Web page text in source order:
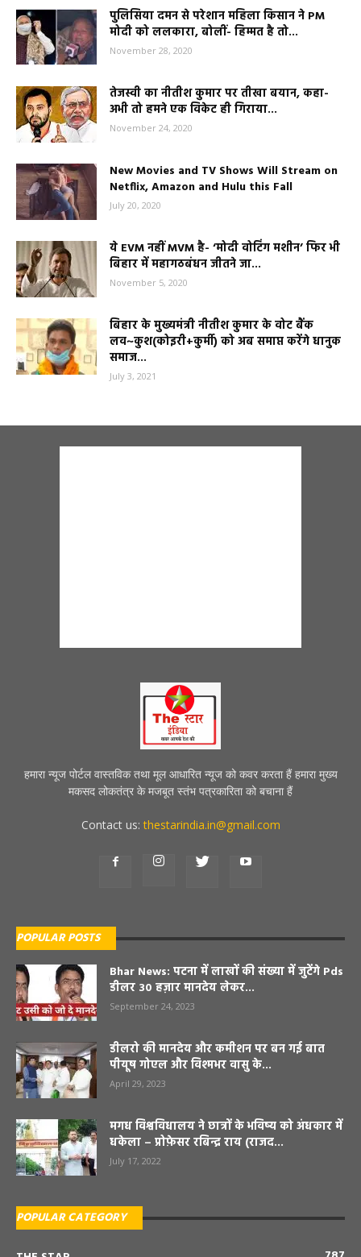
पुलिसिया दमन से परेशान महिला किसान ने PM
मोदी को ललकारा, बोलीं- हिम्मत है तो...
November 28, 2020
तेजस्वी का नीतीश कुमार पर तीखा बयान, कहा-
अभी तो हमने एक विकेट ही गिराया...
November 24, 2020
New Movies and TV Shows Will Stream on
Netflix, Amazon and Hulu this Fall
July 20, 2020
ये EVM नहीं MVM है- ‘मोदी वोटिंग मशीन’ फिर भी
बिहार में महागठबंधन जीतने जा...
November 5, 2020
बिहार के मुख्यमंत्री नीतीश कुमार के वोट बैंक
लव~कुश(कोइरी+कुर्मी) को अब समाप्त करेंगे धानुक
समाज...
July 3, 2021
हमारा न्यूज पोर्टल वास्तविक तथा मूल आधारित न्यूज को कवर करता हैं हमारा मुख्य
मकसद लोकतंत्र के मजबूत स्तंभ पत्रकारिता को बचाना हैं
Contact us:thestarindia.in@gmail.com
POPULAR POSTS
Bhar News: पटना में लाखों की संख्या में जुटेंगे Pds
डीलर 30 हज़ार मानदेय लेकर...
September 24, 2023
डीलरो की मानदेय और कमीशन पर बन गई बात
पीयूष गोएल और विश्मभर वासु के...
April 29, 2023
मगध विश्वविधालय ने छात्रों के भविष्य को अंधकार में
धकेला – प्रोफ़ेसर रबिन्द्र राय (राजद...
July 17, 2022
POPULAR CATEGORY